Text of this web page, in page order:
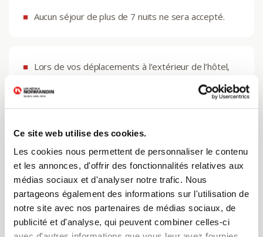
Ce site web utilise des cookies.
Les cookies nous permettent de personnaliser le contenu
et les annonces, d'offrir des fonctionnalités relatives aux
médias sociaux et d'analyser notre trafic. Nous
partageons également des informations sur l'utilisation de
notre site avec nos partenaires de médias sociaux, de
publicité et d'analyse, qui peuvent combiner celles-ci
Aucun séjour de plus de 7 nuits ne sera accepté.
Lors de vos déplacements à l’extérieur de l’hôtel,
Lors de vos déplacements à l’intérieur de l’hôtel
vos bras.
Lors de vos déplacements à l’intérieur de l’hôtel
sans l’animal, ce dernier doit être mis en cage dans
votre chambre.